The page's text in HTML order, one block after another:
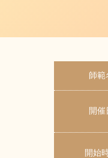
師範
開催
開始